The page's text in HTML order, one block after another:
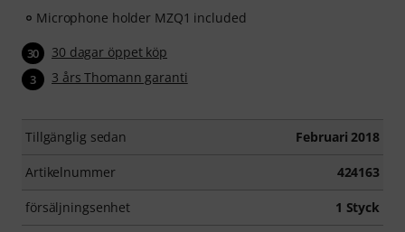
Microphone holder MZQ1 included
30 30 dagar öppet köp
3 3 års Thomann garanti
Tillgänglig sedan Februari 2018
Artikelnummer 424163
försäljningsenhet 1 Styck